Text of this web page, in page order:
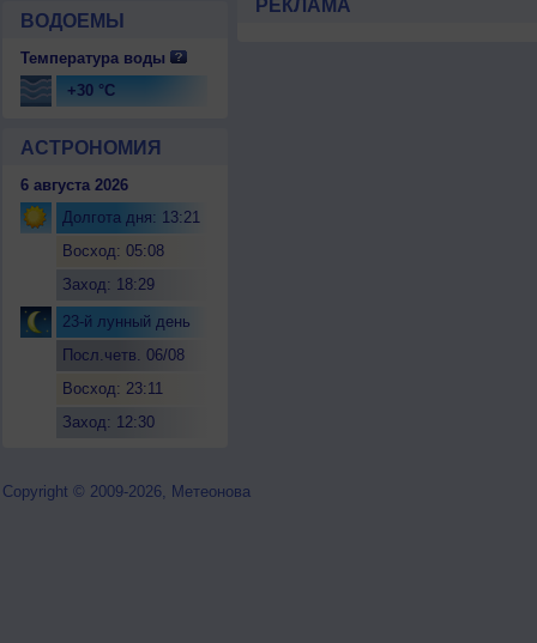
ВОДОЕМЫ
Температура воды
+30 °C
АСТРОНОМИЯ
6 августа 2026
Долгота дня: 13:21
Восход: 05:08
Заход: 18:29
23-й лунный день
Посл.четв. 06/08
Восход: 23:11
Заход: 12:30
РЕКЛАМА
Copyright © 2009-2026, Метеонова